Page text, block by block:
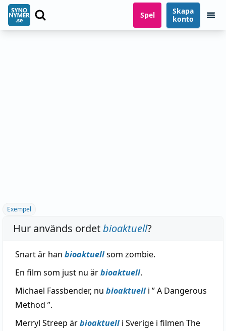
Spel
Skapa
konto
Exempel
Hur används ordetbioaktuell?
Snart är han bioaktuellsom zombie.
En film som just nu ärbioaktuell.
Michael Fassbender, nu bioaktuelli ” A Dangerous
Method ”.
Merryl Streep ärbioaktuelli Sverige i filmen The